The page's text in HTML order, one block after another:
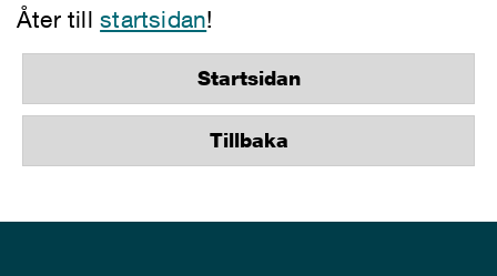
Åter tillstartsidan!
Startsidan
Tillbaka